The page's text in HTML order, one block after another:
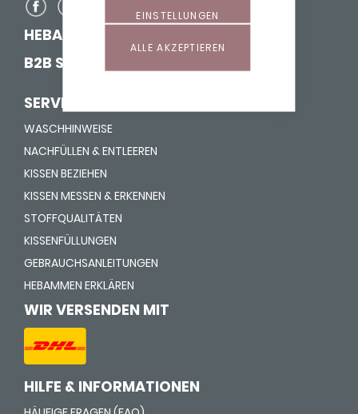
ALLE AKZEPTIEREN
EINSTELLUNGEN
HEBAMMEN-SHOP
B2B SHOP
SERVICE
WASCHHINWEISE
NACHFÜLLEN & ENTLEEREN
KISSEN BEZIEHEN
KISSEN MESSEN & ERKENNEN
STOFFQUALITÄTEN
KISSENFÜLLUNGEN
GEBRAUCHSANLEITUNGEN
HEBAMMEN ERKLÄREN
WIR VERSENDEN MIT
HILFE & INFORMATIONEN